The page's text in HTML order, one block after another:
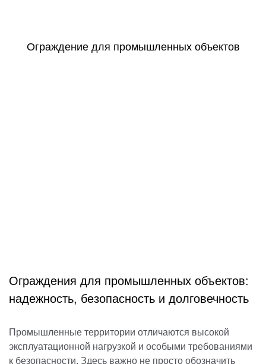
Ограждение для промышленных объектов
Ограждения для промышленных объектов:
надежность, безопасность и долговечность
Промышленные территории отличаются высокой
эксплуатационной нагрузкой и особыми требованиями
к безопасности. Здесь важно не просто обозначить